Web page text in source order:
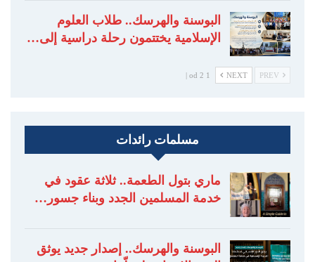
البوسنة والهرسك.. طلاب العلوم
الإسلامية يختتمون رحلة دراسية إلى…
NEXT
1 od 2 |
مسلمات رائدات
ماري بتول الطعمة.. ثلاثة عقود في
خدمة المسلمين الجدد وبناء جسور…
البوسنة والهرسك.. إصدار جديد يوثق